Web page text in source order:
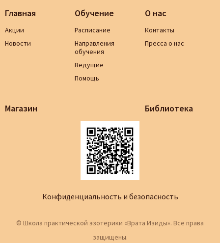
Главная
Акции
Новости
Обучение
Расписание
Направления
обучения
Ведущие
Помощь
О нас
Контакты
Пресса о нас
Магазин Библиотека
Конфиденциальность и безопасность
© Школа практической эзотерики «Врата Изиды». Все права
защищены.